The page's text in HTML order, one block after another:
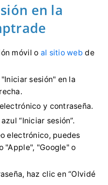
en la
móvil o al sitio web de
sesión" en la
y contraseña.
“Iniciar sesión”.
electrónico, puedes
"Apple", "Google" o
haz clic en “Olvidé